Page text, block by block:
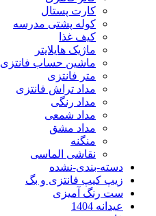
کارت پستال
کوله پشتی مدرسه
کیف غذا
ماژیک هایلایتر
ماشین حساب فانتزی
متر فانتزی
مداد تراش فانتزی
مداد رنگی
مداد شمعی
مداد مشق
منگنه
نقاشی الماسی
دسته-بندی-نشده
زیپ کیپ فانتزی و بگ
ست رنگ آمیزی
عیدانه 1404